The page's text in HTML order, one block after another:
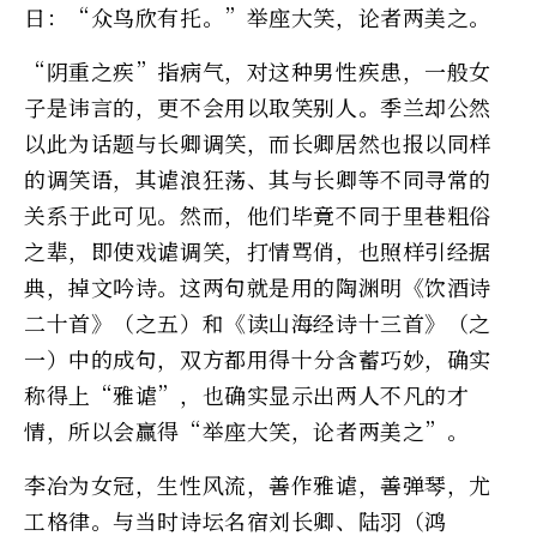
日：“众鸟欣有托。”举座大笑，论者两美之。
“阴重之疾”指病气，对这种男性疾患，一般女
子是讳言的，更不会用以取笑别人。季兰却公然
以此为话题与长卿调笑，而长卿居然也报以同样
的调笑语，其谑浪狂荡、其与长卿等不同寻常的
关系于此可见。然而，他们毕竟不同于里巷粗俗
之辈，即使戏谑调笑，打情骂俏，也照样引经据
典，掉文吟诗。这两句就是用的陶渊明《饮酒诗
二十首》（之五）和《读山海经诗十三首》（之
一）中的成句，双方都用得十分含蓄巧妙，确实
称得上“雅谑”，也确实显示出两人不凡的才
情，所以会赢得“举座大笑，论者两美之”。
李冶为女冠，生性风流，善作雅谑，善弹琴，尤
工格律。与当时诗坛名宿刘长卿、陆羽（鸿